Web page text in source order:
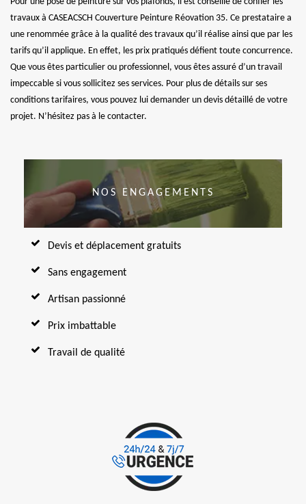
travaux à CASEACSCH Couverture Peinture Réovation 35. Ce prestataire a
une renommée grâce à la qualité des travaux qu’il réalise ainsi que par les
tarifs qu’il applique. En effet, les prix pratiqués défient toute concurrence.
Que vous êtes particulier ou professionnel, vous êtes assuré d’un travail
impeccable si vous sollicitez ses services. Pour plus de détails sur ses
conditions tarifaires, vous pouvez lui demander un devis détaillé de votre
projet. N’hésitez pas à le contacter.
NOS ENGAGEMENTS
Devis et déplacement gratuits
Sans engagement
Artisan passionné
Prix imbattable
Travail de qualité